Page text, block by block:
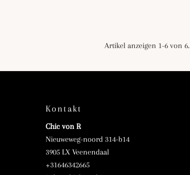
Artikel anzeigen 1-6 von 6.
Kontakt
Chic von R
Nieuweweg-noord 314-b14
3905 LX Veenendaal
+31646342665